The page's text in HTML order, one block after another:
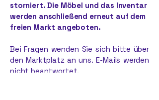
storniert. Die Möbel und das Inventar
werden anschließend erneut auf dem
freien Markt angeboten.
Bei Fragen wenden Sie sich bitte über
den Marktplatz an uns. E-Mails werden
nicht beantwortet.